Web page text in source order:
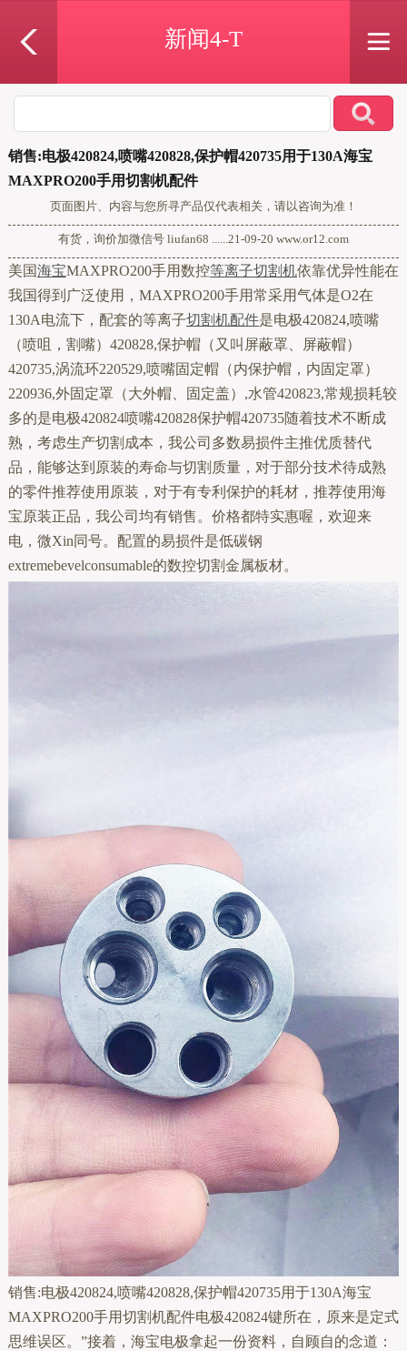
新闻4-T
销售:电极420824,喷嘴420828,保护帽420735用于130A海宝
MAXPRO200手用切割机配件
页面图片、内容与您所寻产品仅代表相关，请以咨询为准！
有货，询价加微信号 liufan68 ......21-09-20 www.or12.com
美国海宝MAXPRO200手用数控等离子切割机依靠优异性能在
我国得到广泛使用，MAXPRO200手用常采用气体是O2在
130A电流下，配套的等离子切割机配件是电极420824,喷嘴
（喷咀，割嘴）420828,保护帽（又叫屏蔽罩、屏蔽帽）
420735,涡流环220529,喷嘴固定帽（内保护帽，内固定罩）
220936,外固定罩（大外帽、固定盖）,水管420823,常规损耗较
多的是电极420824喷嘴420828保护帽420735随着技术不断成
熟，考虑生产切割成本，我公司多数易损件主推优质替代
品，能够达到原装的寿命与切割质量，对于部分技术待成熟
的零件推荐使用原装，对于有专利保护的耗材，推荐使用海
宝原装正品，我公司均有销售。价格都特实惠喔，欢迎来
电，微Xin同号。配置的易损件是低碳钢
extremebevelconsumable的数控切割金属板材。
销售:电极420824,喷嘴420828,保护帽420735用于130A海宝
MAXPRO200手用切割机配件电极420824键所在，原来是定式
思维误区。”接着，海宝电极拿起一份资料，自顾自的念道：